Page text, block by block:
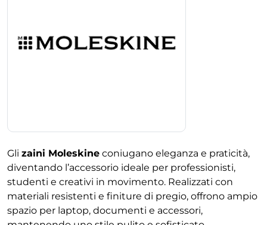
Gli zaini Moleskine coniugano eleganza e praticità,
diventando l’accessorio ideale per professionisti,
studenti e creativi in movimento. Realizzati con
materiali resistenti e finiture di pregio, offrono ampio
spazio per laptop, documenti e accessori,